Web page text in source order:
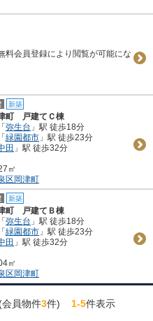
料会員登録により閲覧が可能にな
新築
町 戸建てＣ棟
「弥生台 」駅 徒歩18分
「緑園都市 」駅 徒歩23分
田 」駅 徒歩32分
㎡
区岡津町
新築
町 戸建てＢ棟
「弥生台 」駅 徒歩18分
「緑園都市 」駅 徒歩23分
田 」駅 徒歩32分
㎡
区岡津町
員物件3件) 1-5件表示